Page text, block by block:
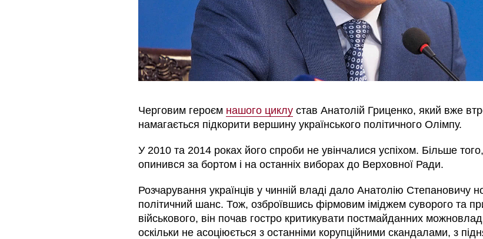
Черговим героєм нашого циклустав Анатолій Гриценко, який вже
намагається підкорити вершину українського політичного Олімпу.
У 2010 та 2014 роках його спроби не увінчалися успіхом. Більше
опинився за бортом і на останніх виборах до Верховної Ради.
Розчарування українців у чинній владі дало Анатолію Степановичу
політичний шанс. Тож, озброївшись фірмовим іміджем суворого та
військового, він почав гостро критикувати постмайданних
оскільки не асоціюється з останніми корупційними скандалами, з